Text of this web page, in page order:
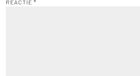
REACTIE *